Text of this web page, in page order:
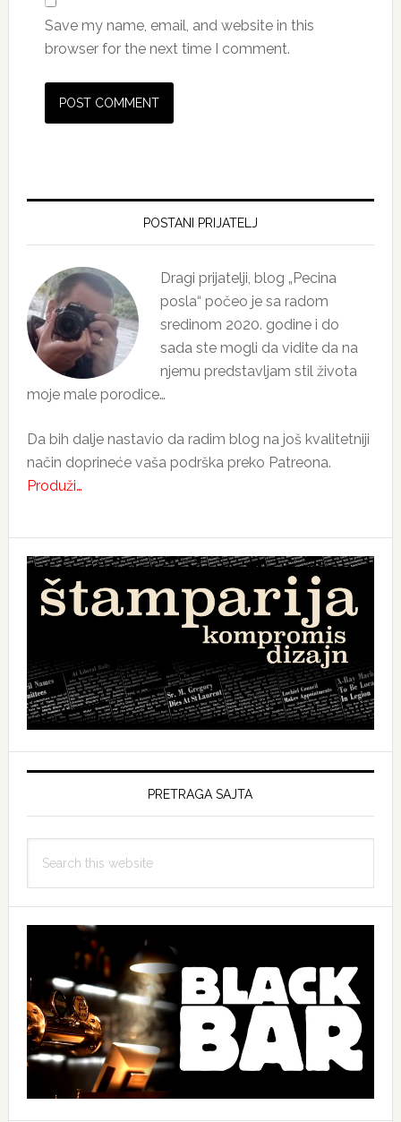
Save my name, email, and website in this
browser for the next time I comment.
Primary
POSTANI PRIJATELJ
Dragi prijatelji, blog „Pecina
posla“ počeo je sa radom
sredinom 2020. godine i do
sada ste mogli da vidite da na
njemu predstavljam stil života
moje male porodice…
Da bih dalje nastavio da radim blog na još kvalitetniji
način doprineće vaša podrška preko Patreona.
Produži…
PRETRAGA SAJTA
this